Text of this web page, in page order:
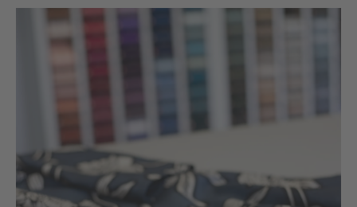
Bildergalerie überspringen